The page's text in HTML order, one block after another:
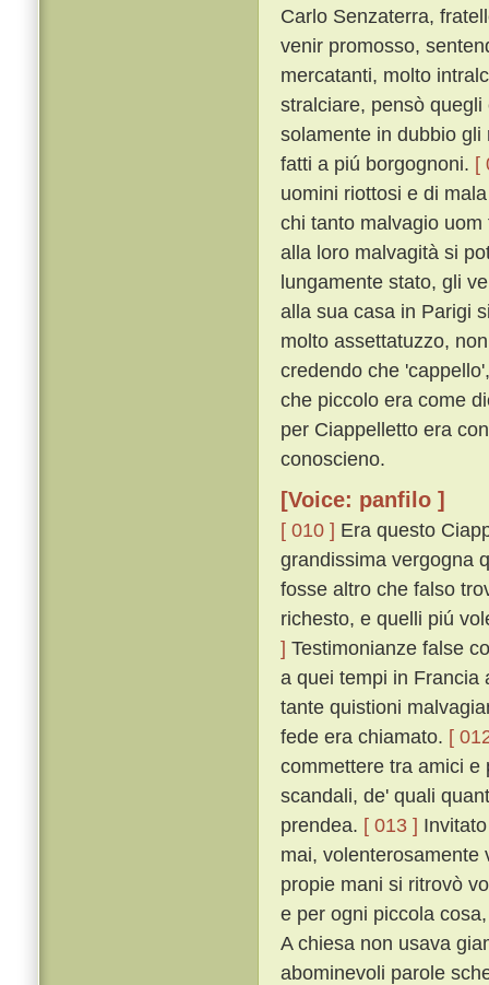
Carlo Senzaterra,
venir promosso,
mercatanti, molto
stralciare, pensò
solamente in dubbio
fatti a piú borgognoni. [
uomini riottosi e di
chi tanto malvagio
alla loro malvagità si
lungamente stato, gli
alla sua casa in Parigi
molto assettatuzzo,
credendo che
che piccolo era come
per Ciappelletto era
conoscieno.
[Voice: panfilo ]
[ 010 ] Era questo
grandissima vergogna
fosse altro che falso
richesto, e quelli piú
] Testimonianze false
a quei tempi in Francia
tante quistioni
fede era chiamato. [
commettere tra amici e
scandali, de' quali
prendea. [ 013 ]
mai, volenterosamente
propie mani si ritrovò
e per ogni piccola
A chiesa non usava
abominevoli parole